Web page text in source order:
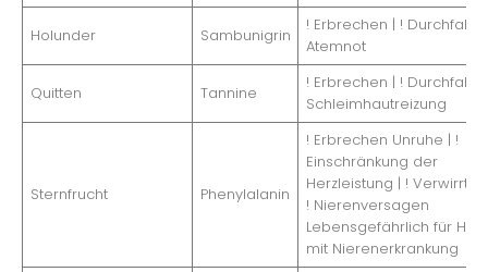
Holunder Sambunigrin
! Erbrechen | ! Durchfall | !
Atemnot
Quitten Tannine
! Erbrechen | ! Durchfall | !
Schleimhautreizung
Sternfrucht Phenylalanin
! Erbrechen Unruhe | !
Einschränkung der
Herzleistung | !
! Nierenversagen
Lebensgefährlich für
mit Nierenerkrankung